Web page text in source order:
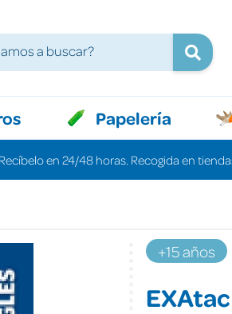
Papelería
en 24/48 horas. Recogida en
+15 años